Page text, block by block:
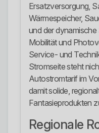
Ersatzversorgung,
Wärmespeicher,
und der
Mobilität und
Service- und
Stromseite steht
Autostromtarif im
damit solide,
Fantasieprodukten
Regionale